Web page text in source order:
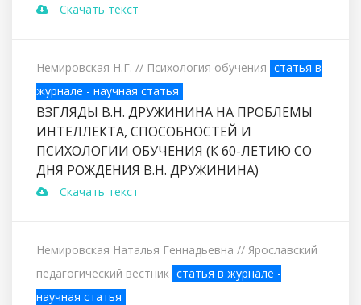
Скачать текст
Немировская Н.Г. // Психология обучения статья в
журнале - научная статья
ВЗГЛЯДЫ В.Н. ДРУЖИНИНА НА ПРОБЛЕМЫ
ИНТЕЛЛЕКТА, СПОСОБНОСТЕЙ И
ПСИХОЛОГИИ ОБУЧЕНИЯ (К 60-ЛЕТИЮ СО
ДНЯ РОЖДЕНИЯ В.Н. ДРУЖИНИНА)
Скачать текст
Немировская Наталья Геннадьевна // Ярославский
педагогический вестник статья в журнале -
научная статья